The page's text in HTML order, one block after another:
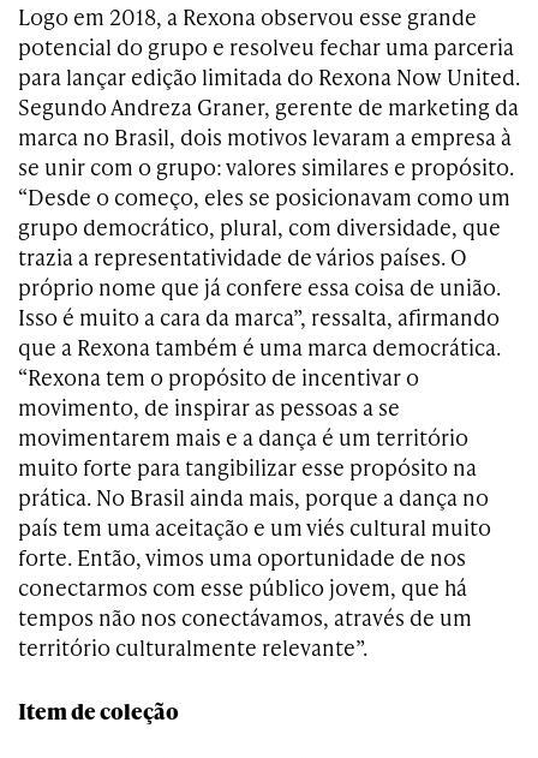
Logo em 2018, a Rexona observou esse grande
potencial do grupo e resolveu fechar uma parceria
para lançar edição limitada do Rexona Now United.
Segundo Andreza Graner, gerente de marketing da
marca no Brasil, dois motivos levaram a empresa à
se unir com o grupo: valores similares e propósito.
“Desde o começo, eles se posicionavam como um
grupo democrático, plural, com diversidade, que
trazia a representatividade de vários países. O
próprio nome que já confere essa coisa de união.
Isso é muito a cara da marca”, ressalta, afirmando
que a Rexona também é uma marca democrática.
“Rexona tem o propósito de incentivar o
movimento, de inspirar as pessoas a se
movimentarem mais e a dança é um território
muito forte para tangibilizar esse propósito na
prática. No Brasil ainda mais, porque a dança no
país tem uma aceitação e um viés cultural muito
forte. Então, vimos uma oportunidade de nos
conectarmos com esse público jovem, que há
tempos não nos conectávamos, através de um
território culturalmente relevante”.
Item de coleção